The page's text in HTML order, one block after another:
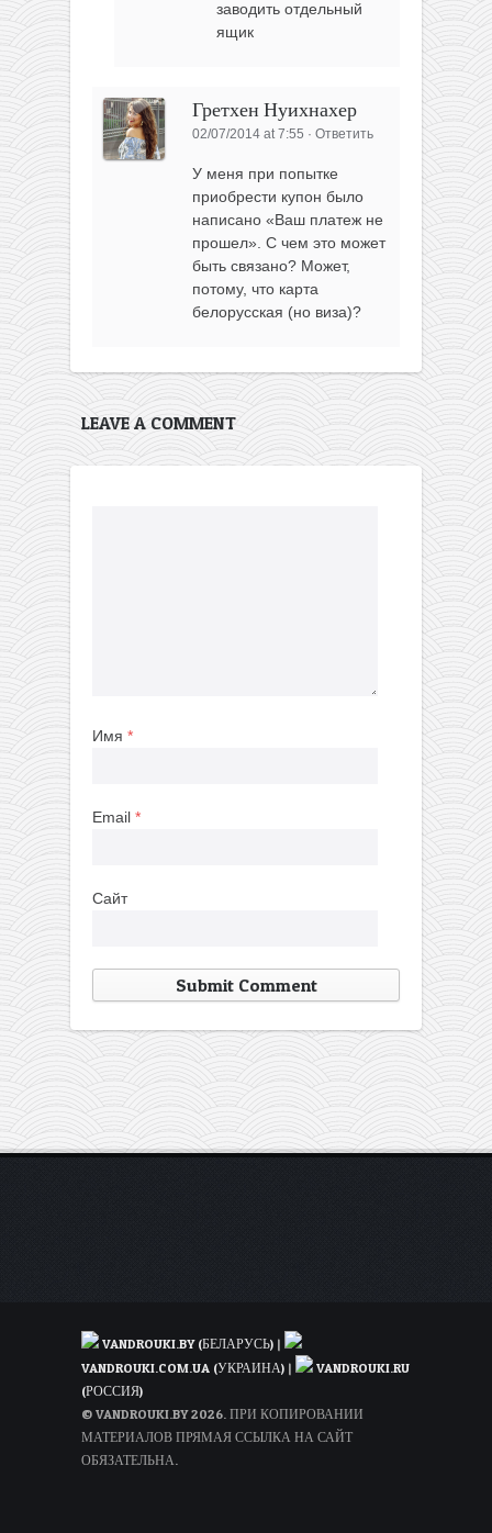
заводить отдельный
ящик
Гретхен Нуихнахер
02/07/2014 at 7:55 ·Ответить
У меня при попытке
приобрести купон было
написано «Ваш платеж не
прошел». С чем это может
быть связано? Может,
потому, что карта
белорусская (но виза)?
LEAVE A COMMENT
Имя *
Email *
Сайт
VANDROUKI.BY (БЕЛАРУСЬ) |
VANDROUKI.COM.UA (УКРАИНА) |
VANDROUKI.RU
(РОССИЯ)
© VANDROUKI.BY 2026. ПРИ КОПИРОВАНИИ
МАТЕРИАЛОВ ПРЯМАЯ ССЫЛКА НА САЙТ
ОБЯЗАТЕЛЬНА.